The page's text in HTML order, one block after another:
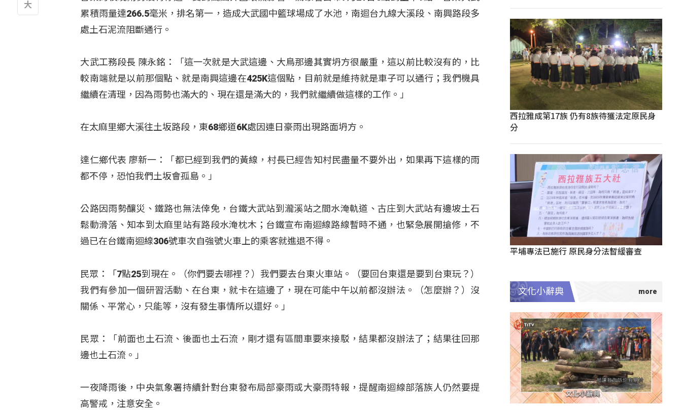
累積雨量達266.5毫米，排名第一，造成大武國中籃球場成了水池，南迴台九線大溪段、南興路段多
處土石泥流阻斷通行。
大武工務段長 陳永銘：「這一次就是大武這邊、大鳥那邊其實坍方很嚴重，這以前比較沒有的，比
較南端就是以前那個點、就是南興這邊在425K這個點，目前就是維持就是車子可以通行；我們機具
繼續在清理，因為雨勢也滿大的、現在還是滿大的，我們就繼續做這樣的工作。」
在太麻里鄉大溪往土坂路段，東68鄉道6K處因連日豪雨出現路面坍方。
達仁鄉代表 廖新一：「都已經到我們的黃線，村長已經告知村民盡量不要外出，如果再下這樣的雨
都不停，恐怕我們土坂會孤島。」
公路因雨勢釀災、鐵路也無法倖免，台鐵大武站到瀧溪站之間水淹軌道、古庄到大武站有邊坡土石
鬆動滑落、知本到太麻里站有路段水淹枕木；台鐵宣布南迴線路線暫時不通，也緊急展開搶修，不
過已在台鐵南迴線306號車次自強號火車上的乘客就進退不得。
民眾：「7點25到現在。（你們要去哪裡？）我們要去台東火車站。（要回台東還是要到台東玩？）
我們有參加一個研習活動、在台東，就卡在這邊了，現在可能中午以前都沒辦法。（怎麼辦？）沒
關係、平常心，只能等，沒有發生事情所以還好。」
民眾：「前面也土石流、後面也土石流，剛才還有區間車要來接駁，結果都沒辦法了；結果往回那
邊也土石流。」
一夜降雨後，中央氣象署持續針對台東發布局部豪雨或大豪雨特報，提醒南迴線部落族人仍然要提
高警戒，注意安全。
西拉雅成第17族 仍有8族待獲法定原民身
分
平埔專法已施行 原民身分法暫緩審查
文化小辭典